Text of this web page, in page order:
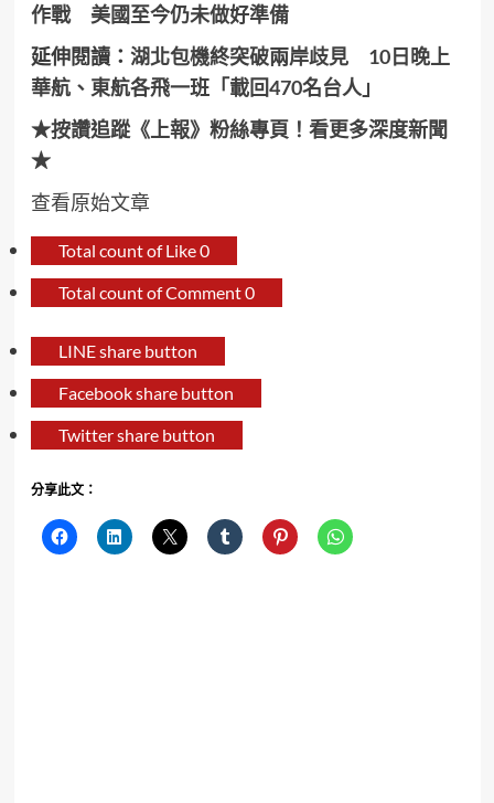
作戰 美國至今仍未做好準備
延伸閱讀： 湖北包機終突破兩岸歧見 10日晚上
華航、東航各飛一班「載回470名台人」
★按讚追蹤《上報》粉絲專頁！看更多深度新聞
★
查看原始文章
Total count of Like0
Total count of Comment0
LINE share button
Facebook share button
Twitter share button
分享此文：